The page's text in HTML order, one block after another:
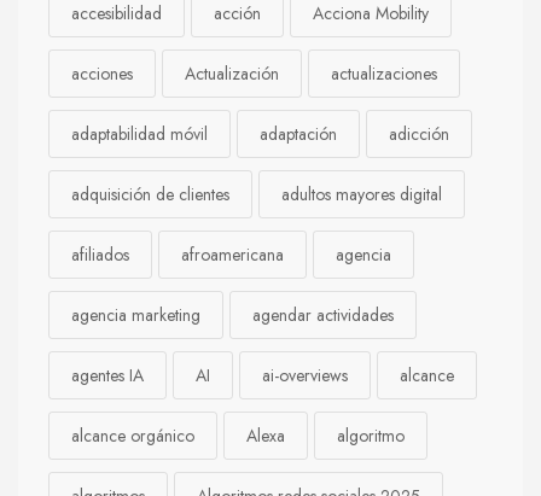
accesibilidad acción Acciona Mobility
acciones Actualización actualizaciones
adaptabilidad móvil adaptación adicción
adquisición de clientes adultos mayores digital
afiliados afroamericana agencia
agencia marketing agendar actividades
agentes IA AI ai-overviews alcance
alcance orgánico Alexa algoritmo